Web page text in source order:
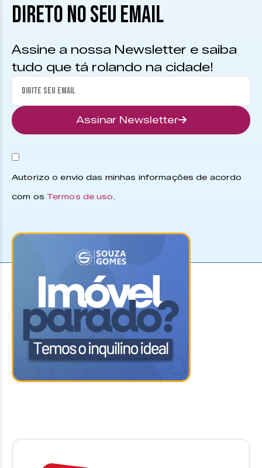
DIRETO NO SEU EMAIL
Assine a nossa Newsletter e saiba
tudo que tá rolando na cidade!
Assinar Newsletter
Autorizo o envio das minhas informações de acordo
com os Termos de uso